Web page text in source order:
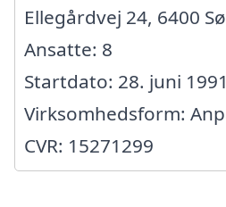
Ellegårdvej 24, 6400
Ansatte: 8
Startdato: 28. juni
Virksomhedsform:
CVR: 15271299